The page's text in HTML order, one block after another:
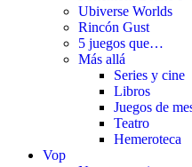
Ubiverse Worlds
Rincón Gust
5 juegos que…
Más allá
Series y cine
Libros
Juegos de
Teatro
Hemeroteca
Vop